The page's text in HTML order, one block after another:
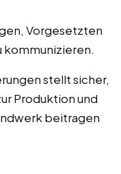
Vorgesetzten
kommunizieren.
stellt sicher,
Produktion und
beitragen